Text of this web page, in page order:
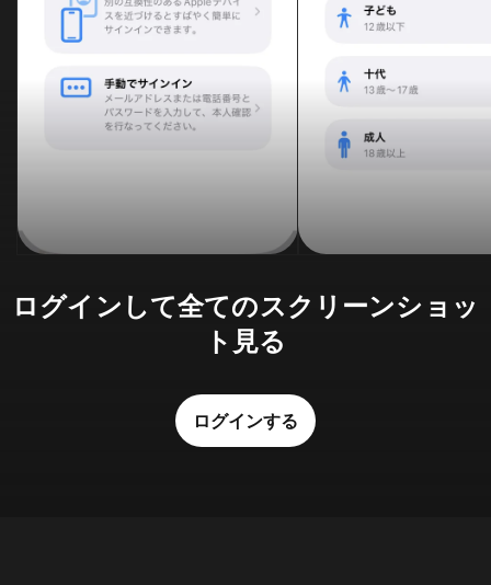
ログインして全てのスクリーンショッ
ト見る
ログインする